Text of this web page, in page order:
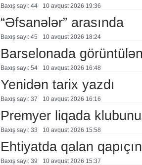
Baxış sayı: 44 10 avqust 2026 19:36
“Əfsanələr” arasında
Baxış sayı: 45 10 avqust 2026 18:24
Barselonada
Baxış sayı: 54 10 avqust 2026 16:48
Yenidən tarix yazdı
Baxış sayı: 37 10 avqust 2026 16:16
Premyer liqada
Baxış sayı: 33 10 avqust 2026 15:58
Ehtiyatda qalan
Baxış sayı: 39 10 avqust 2026 15:37